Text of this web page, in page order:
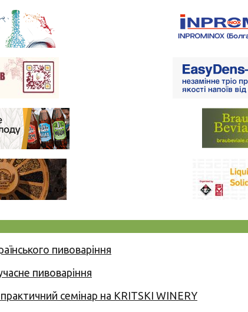
пивоваріння
пивоваріння
семінар на KRITSKI WINERY